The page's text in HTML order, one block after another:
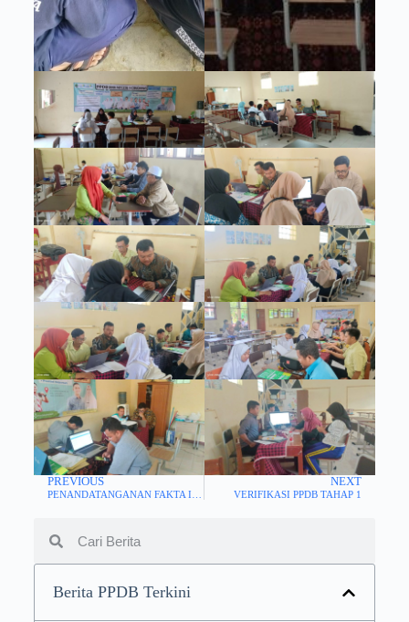
PREVIOUS NEXT
VERIFIKASI PPDB TAHAP 1
Berita PPDB Terkini